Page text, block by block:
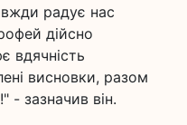
радує нас
дійсно
вдячність
висновки, разом
- зазначив він.